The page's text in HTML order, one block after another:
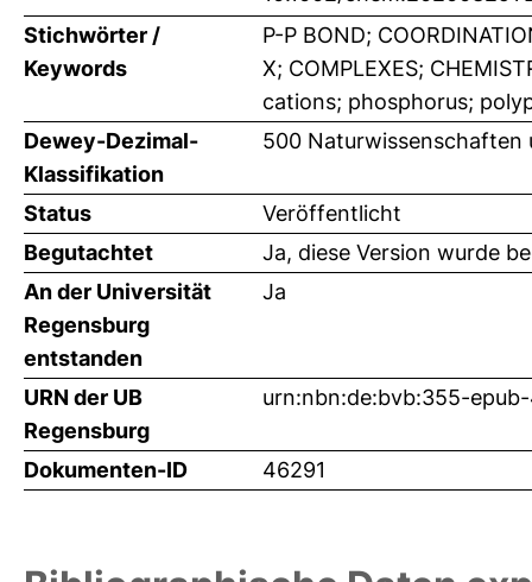
Stichwörter /
Keywords
P-P BOND;
X; COMPLEXES;
cations; phosphorus;
Dewey-Dezimal-
Klassifikation
500 Naturwissenschaften
Status
Veröffentlicht
Begutachtet
Ja, diese Version wurde
An der Universität
Regensburg
entstanden
Ja
URN der UB
Regensburg
urn:nbn:de:bvb:355-
Dokumenten-ID 46291